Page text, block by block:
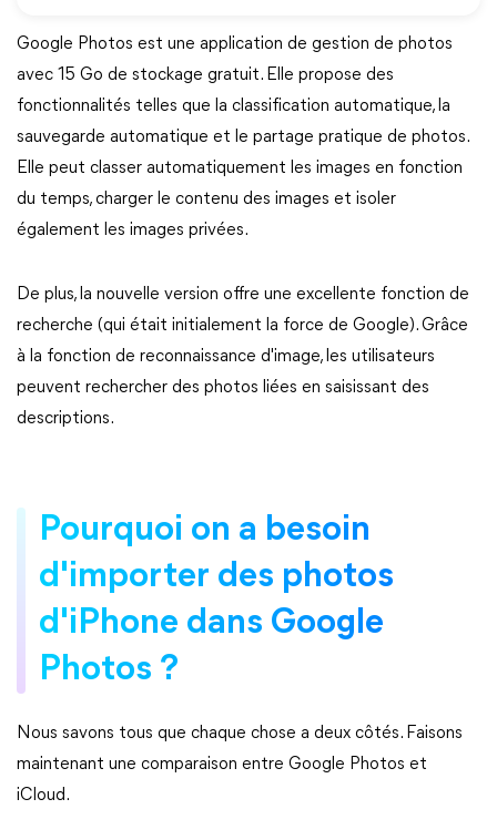
Google Photos est une application de gestion de photos
avec 15 Go de stockage gratuit. Elle propose des
fonctionnalités telles que la classification automatique, la
sauvegarde automatique et le partage pratique de photos.
Elle peut classer automatiquement les images en fonction
du temps, charger le contenu des images et isoler
également les images privées.
De plus, la nouvelle version offre une excellente fonction de
recherche (qui était initialement la force de Google). Grâce
à la fonction de reconnaissance d'image, les utilisateurs
peuvent rechercher des photos liées en saisissant des
descriptions.
Pourquoi on a besoin
d'importer des photos
d'iPhone dans Google
Photos ?
Nous savons tous que chaque chose a deux côtés. Faisons
maintenant une comparaison entre Google Photos et
iCloud.